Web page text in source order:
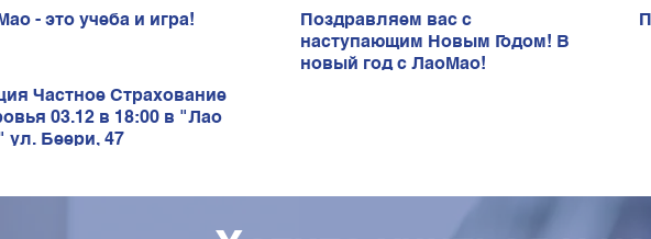
- это учеба и игра!
Поздравляем вас с
наступающим Новым Годом! В
новый год с ЛаоМао!
Частное Страхование
03.12 в 18:00 в "Лао
Мао" ул. Беери, 47